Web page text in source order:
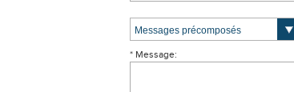
* Message: